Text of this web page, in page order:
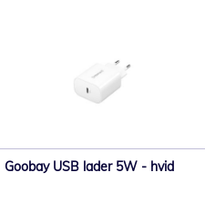
Goobay USB lader 5W - hvid